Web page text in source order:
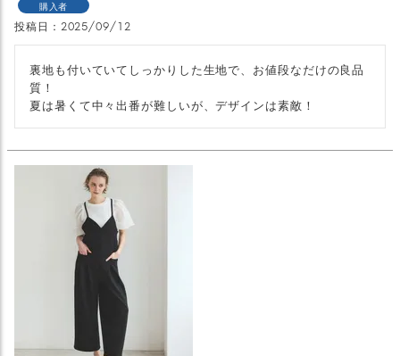
購入者
投稿日 2025/09/12
裏地も付いていてしっかりした生地で、お値段なだけの良品
質！
夏は暑くて中々出番が難しいが、デザインは素敵！